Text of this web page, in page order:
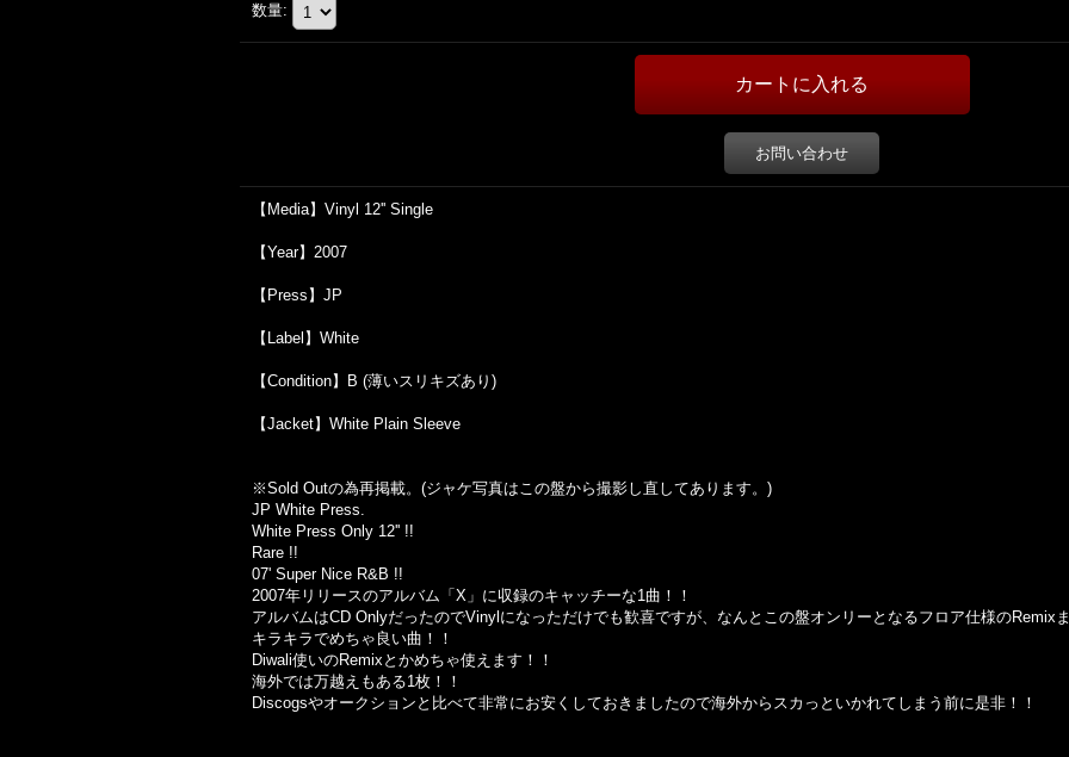
数量:
お問い合わせ
【Media】Vinyl 12'' Single
【Year】2007
【Press】JP
【Label】White
【Condition】B (薄いスリキズあり)
【Jacket】White Plain Sleeve
※Sold Outの為再掲載。 (ジャケ写真はこの盤から撮影し直してあります。 )
JP White Press.
White Press Only 12'' !!
Rare !!
07' Super Nice R&B !!
2007年リリースのアルバム「X」に収録のキャッチーな1曲！！
アルバムはCD OnlyだったのでVinylになっただけでも歓喜ですが、なんとこの盤オンリーとなるフロア仕様のRemix
キラキラでめちゃ良い曲！！
Diwali使いのRemixとかめちゃ使えます！！
海外では万越えもある1枚！！
Discogsやオークションと比べて非常にお安くしておきましたので海外からスカっといかれてしまう前に是非！！